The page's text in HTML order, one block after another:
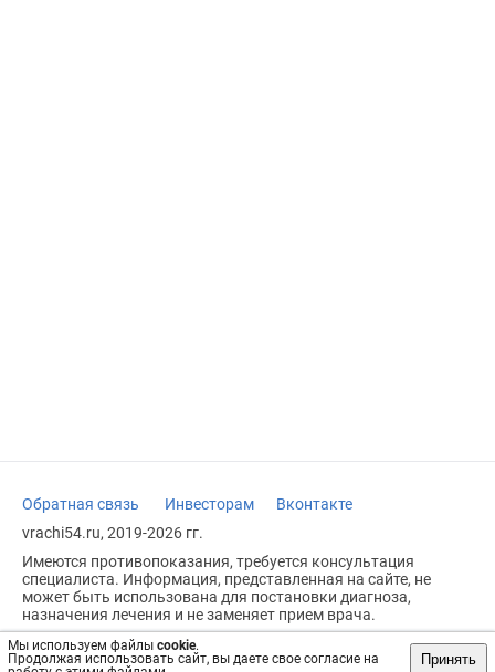
Мы используем файлы cookie.
Продолжая использовать сайт, вы даете свое согласие на
Принять
Обратная связь Инвесторам
Вконтакте
vrachi54.ru, 2019-2026 гг.
Имеются противопоказания, требуется консультация
специалиста. Информация, представленная на сайте, не
может быть использована для постановки диагноза,
назначения лечения и не заменяет прием врача.
Возрастное ограничение: 18+